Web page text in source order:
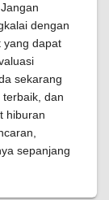
dengan
yang dapat
sekarang
dan
hiburan
sepanjang